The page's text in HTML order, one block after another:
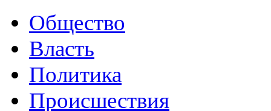
Общество
Власть
Политика
Происшествия